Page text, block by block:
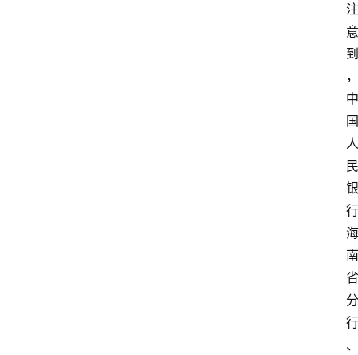
注
意
到
，
中
国
人
民
银
行
海
南
省
分
行
、